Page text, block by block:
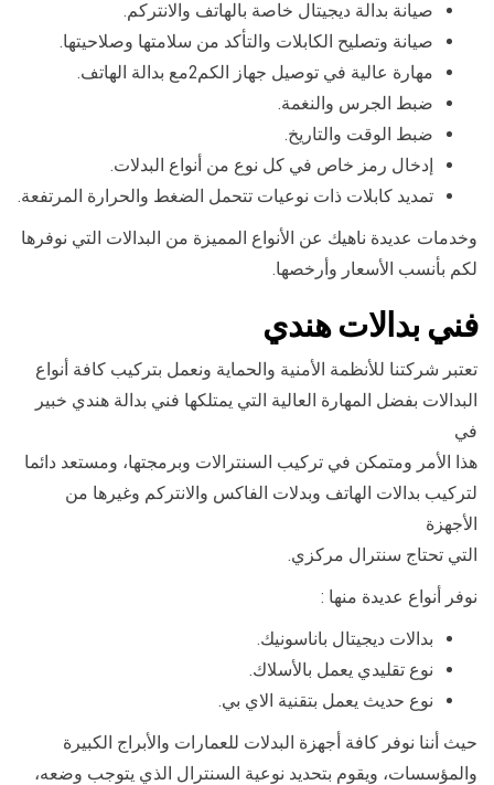
صيانة بدالة ديجيتال خاصة بالهاتف والانتركم.
صيانة وتصليح الكابلات والتأكد من سلامتها وصلاحيتها.
مهارة عالية في توصيل جهاز الكم2مع بدالة الهاتف.
ضبط الجرس والنغمة.
ضبط الوقت والتاريخ.
إدخال رمز خاص في كل نوع من أنواع البدلات.
تمديد كابلات ذات نوعيات تتحمل الضغط والحرارة المرتفعة.
وخدمات عديدة ناهيك عن الأنواع المميزة من البدالات التي نوفرها
لكم بأنسب الأسعار وأرخصها.
فني بدالات هندي
تعتبر شركتنا للأنظمة الأمنية والحماية ونعمل بتركيب كافة أنواع
البدالات بفضل المهارة العالية التي يمتلكها فني بدالة هندي خبير
في
هذا الأمر ومتمكن في تركيب السنترالات وبرمجتها، ومستعد دائما
لتركيب بدالات الهاتف وبدلات الفاكس والانتركم وغيرها من
الأجهزة
التي تحتاج سنترال مركزي.
نوفر أنواع عديدة منها :
بدالات ديجيتال باناسونيك.
نوع تقليدي يعمل بالأسلاك.
نوع حديث يعمل بتقنية الاي بي.
حيث أننا نوفر كافة أجهزة البدلات للعمارات والأبراج الكبيرة
والمؤسسات، ويقوم بتحديد نوعية السنترال الذي يتوجب وضعه،